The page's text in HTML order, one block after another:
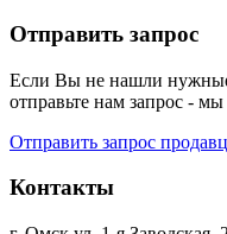
Отправить запрос
Если Вы не нашли нужные
отправьте нам запрос -
Отправить запрос
Контакты